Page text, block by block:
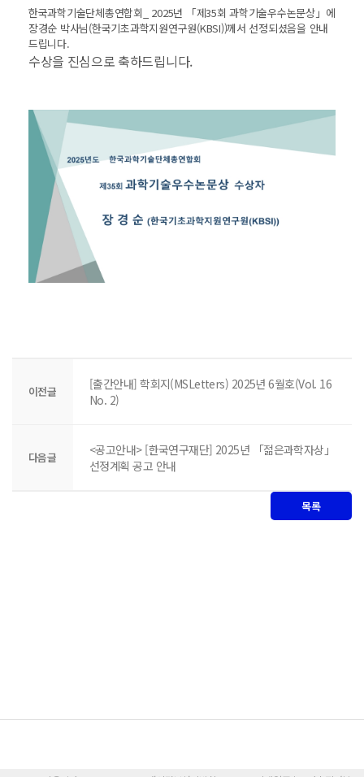
한국과학기술단체총연합회_ 2025년 「제35회 과학기술우수논문상」에
장경순 박사님(한국기초과학지원연구원(KBSI))께서 선정되셨음을 안내
드립니다.
수상을 진심으로 축하드립니다. ​
이전글
[출간안내] 학회지(MSLetters) 2025년 6월호(Vol. 16
No. 2)
다음글
<공고안내> [한국연구재단] 2025년 「 젊은과학자상」
선정계획 공고 안내
목록